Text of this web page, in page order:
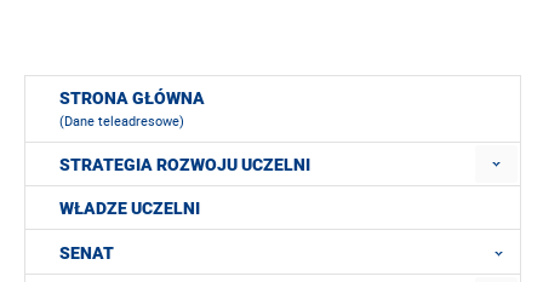
STRONA GŁÓWNA
(Dane teleadresowe)
STRATEGIA ROZWOJU UCZELNI
WŁADZE UCZELNI
SENAT